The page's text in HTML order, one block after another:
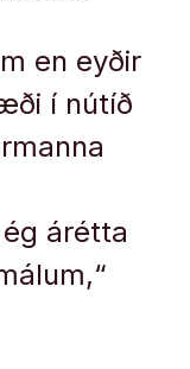
en eyðir
í nútíð
árétta